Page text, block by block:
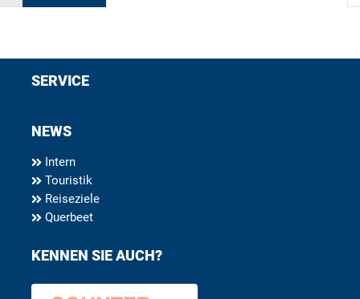
SERVICE
NEWS
Intern
Touristik
Reiseziele
Querbeet
KENNEN SIE AUCH?